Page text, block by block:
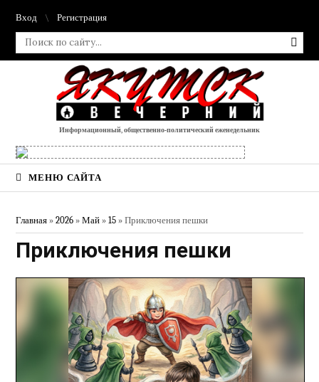
Вход Регистрация
Информационный, общественно-политический еженедельник
МЕНЮ САЙТА
Главная »2026 » Май » 15 » Приключения пешки
Приключения пешки